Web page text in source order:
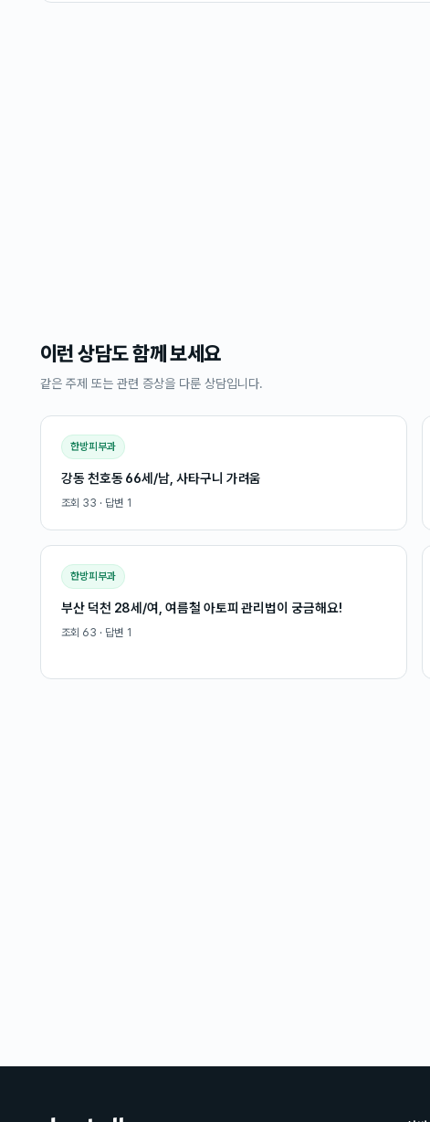
이런 상담도 함께 보세요
같은 주제 또는 관련 증상을 다룬 상담입니다.
한방피부과
강동 천호동 66세/남, 사타구니 가려움
조회 33 · 답변 1
한방피부과
부산 덕천 28세/여, 여름철 아토피 관리법이 궁금해요!
조회 63 · 답변 1